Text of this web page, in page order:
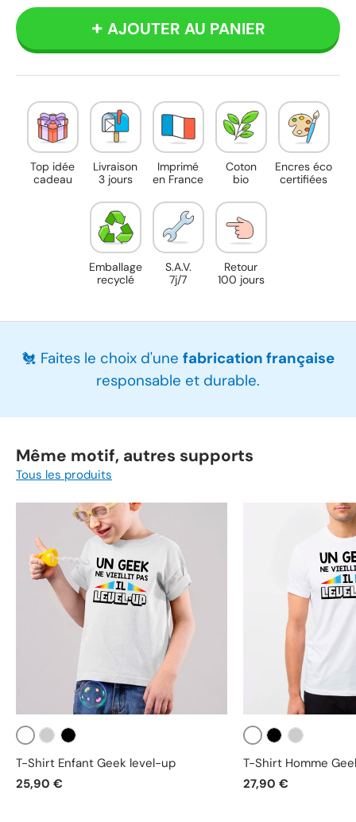
AJOUTER AU PANIER
Top idée
cadeau
Livraison
3 jours
Imprimé
en France
Coton
bio
Encres éco
certifiées
Emballage
recyclé
S.A.V.
7j/7
Retour
100 jours
🐔 Faites le choix d'une fabrication française
responsable et durable.
Même motif, autres supports
Tous les produits
Blanc
T-Shirt Enfant Geek level-up
25,90 €
Blanc
T-Shirt Homme
27,90 €